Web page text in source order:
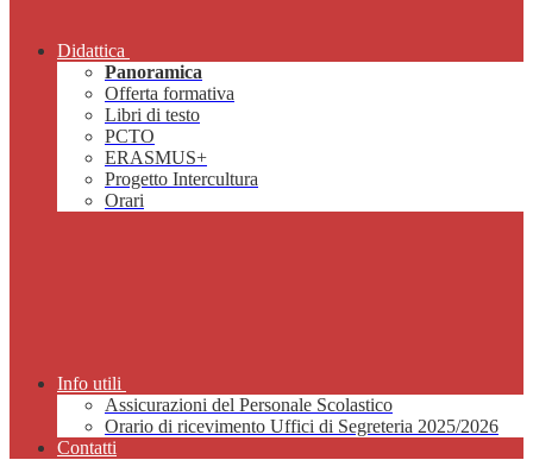
Didattica
Panoramica
Offerta formativa
Libri di testo
PCTO
ERASMUS+
Progetto Intercultura
Orari
Info utili
Assicurazioni del Personale Scolastico
Orario di ricevimento Uffici di Segreteria 2025/2026
Contatti